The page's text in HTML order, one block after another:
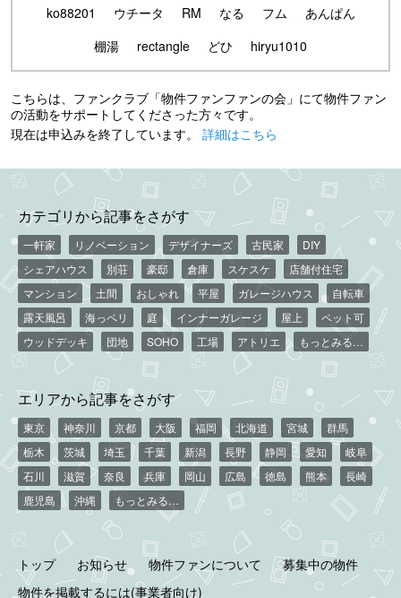
ko88201
ウチータ RM なる フム
あんぱん
棚湯
rectangle どひ hiryu1010
こちらは、ファンクラブ「物件ファンファンの会」にて物件ファン
の活動をサポートしてくださった方々です。
現在は申込みを終了しています。 詳細はこちら
カテゴリから記事をさがす
一軒家 リノベーション デザイナーズ 古民家
DIY
シェアハウス
別荘 豪邸 倉庫 スケスケ
店舗付住宅
マンション
土間 おしゃれ 平屋 ガレージハウス
自転車
露天風呂
海っペリ 庭 インナーガレージ 屋上
ペット可
ウッドデッキ
団地 SOHO 工場 アトリエ もっとみる…
エリアから記事をさがす
東京 神奈川 京都 大阪 福岡 北海道 宮城
群馬
栃木
茨城 埼玉 千葉 新潟 長野 静岡 愛知
岐阜
石川
滋賀 奈良 兵庫 岡山 広島 徳島 熊本
長崎
鹿児島
沖縄 もっとみる…
トップ お知らせ 物件ファンについて
募集中の物件
物件を掲載するには(事業者向け)